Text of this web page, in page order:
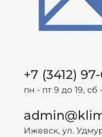
+7 (3412)
пн - пт 9 до 19, сб
Ижевск, ул.